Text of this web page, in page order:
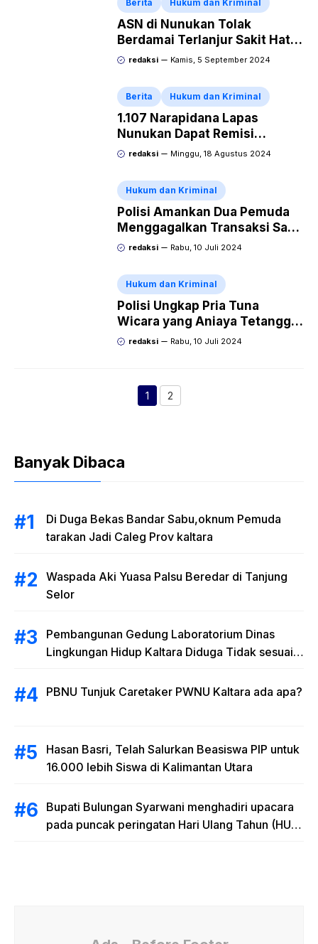
Berita Hukum dan Kriminal
ASN di Nunukan Tolak
Berdamai Terlanjur Sakit Hati
Karena Ikan Koi Miliknya
redaksi Kamis, 5 September 2024
Berita Hukum dan Kriminal
1.107 Narapidana Lapas
Nunukan Dapat Remisi
Kemerdekaan, 12 Langsung
redaksi Minggu, 18 Agustus 2024
Hukum dan Kriminal
Polisi Amankan Dua Pemuda
Menggagalkan Transaksi Sabu
49 Gram di Malinau
redaksi Rabu, 10 Juli 2024
Hukum dan Kriminal
Polisi Ungkap Pria Tuna
Wicara yang Aniaya Tetangga
Hingga Tewas di Nunukan
redaksi Rabu, 10 Juli 2024
Halaman
1 2
Banyak Dibaca
Di Duga Bekas Bandar Sabu,oknum Pemuda
tarakan Jadi Caleg Prov kaltara
Waspada Aki Yuasa Palsu Beredar di Tanjung
Selor
Pembangunan Gedung Laboratorium Dinas
Lingkungan Hidup Kaltara Diduga Tidak sesuai
PBNU Tunjuk Caretaker PWNU Kaltara ada apa?
Hasan Basri, Telah Salurkan Beasiswa PIP untuk
16.000 lebih Siswa di Kalimantan Utara
Bupati Bulungan Syarwani menghadiri upacara
pada puncak peringatan Hari Ulang Tahun (HUT)